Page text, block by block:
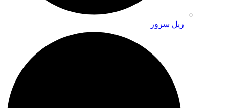
ریل سرور